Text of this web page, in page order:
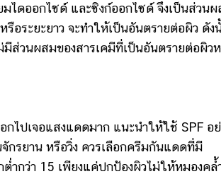
ออกไซด์ และซิงก์ออกไซด์ จึงเป็นส่วน
ระยะยาว จะทำให้เป็นอันตรายต่อผิว ดัง
ส่วนผสมของสารเคมีที่เป็นอันตรายต่อผิว
เจอแสงแดดมาก แนะนำให้ใช้ SPF อย่
กรยาน หรือวิ่ง ควรเลือกครีมกันแดดที่มี
ำกว่า 15 เพียงแค่ปกป้องผิวไม่ให้หมองคล้